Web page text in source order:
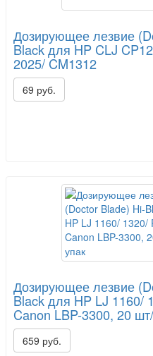
Дозирующее лезвие
Black для HP CLJ
2025/ CM1312
69 руб.
Дозирующее лезвие
Black для HP LJ 1160/
Canon LBP-3300, 20
659 руб.